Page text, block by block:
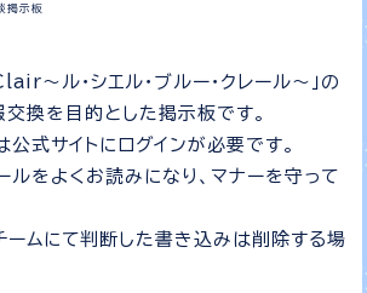
掲示板
～ル・シエル・ブルー・クレール～」の
換を目的とした掲示板です。
式サイトにログインが必要です。
をよくお読みになり、マナーを守って
ームにて判断した書き込みは削除する場